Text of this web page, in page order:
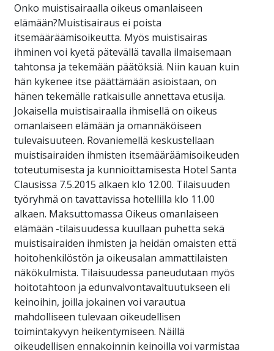
Onko muistisairaalla oikeus omanlaiseen
elämään?Muistisairaus ei poista
itsemääräämisoikeutta. Myös muistisairas
ihminen voi kyetä pätevällä tavalla ilmaisemaan
tahtonsa ja tekemään päätöksiä. Niin kauan kuin
hän kykenee itse päättämään asioistaan, on
hänen tekemälle ratkaisulle annettava etusija.
Jokaisella muistisairaalla ihmisellä on oikeus
omanlaiseen elämään ja omannäköiseen
tulevaisuuteen. Rovaniemellä keskustellaan
muistisairaiden ihmisten itsemääräämisoikeuden
toteutumisesta ja kunnioittamisesta Hotel Santa
Clausissa 7.5.2015 alkaen klo 12.00. Tilaisuuden
työryhmä on tavattavissa hotellilla klo 11.00
alkaen. Maksuttomassa Oikeus omanlaiseen
elämään -tilaisuudessa kuullaan puhetta sekä
muistisairaiden ihmisten ja heidän omaisten että
hoitohenkilöstön ja oikeusalan ammattilaisten
näkökulmista. Tilaisuudessa paneudutaan myös
hoitotahtoon ja edunvalvontavaltuutukseen eli
keinoihin, joilla jokainen voi varautua
mahdolliseen tulevaan oikeudellisen
toimintakyvyn heikentymiseen. Näillä
oikeudellisen ennakoinnin keinoilla voi varmistaa